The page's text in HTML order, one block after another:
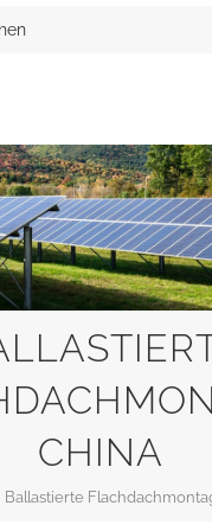
CHINA
Ballastierte